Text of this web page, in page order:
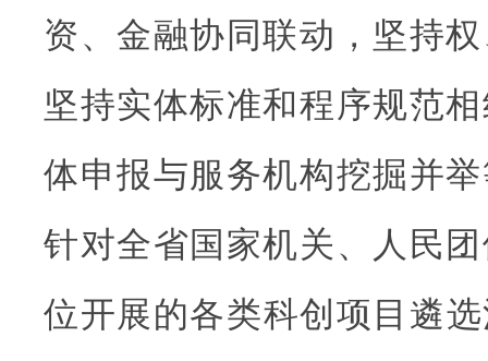
资、金融协同联动，坚持
坚持实体标准和程序规范
体申报与服务机构挖掘并
针对全省国家机关、人民
位开展的各类科创项目遴